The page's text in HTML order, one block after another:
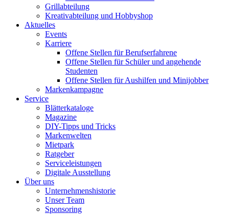
Grillabteilung
Kreativabteilung und Hobbyshop
Aktuelles
Events
Karriere
Offene Stellen für Berufserfahrene
Offene Stellen für Schüler und angehende
Studenten
Offene Stellen für Aushilfen und Minijobber
Markenkampagne
Service
Blätterkataloge
Magazine
DIY-Tipps und Tricks
Markenwelten
Mietpark
Ratgeber
Serviceleistungen
Digitale Ausstellung
Über uns
Unternehmenshistorie
Unser Team
Sponsoring